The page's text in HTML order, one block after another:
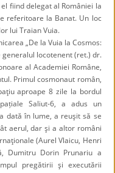
fiind delegat al României la
referitoare la Banat. Un loc
lui Traian Vuia.
„De la Vuia la Cosmos:
locotenent (ret.) dr.
al Academiei Române,
Primul cosmonaut român,
aproape 8 zile la bordul
Saliut-6, a adus un
dată în lume, a reuşit să se
aerul, dar şi a altor români
(Aurel Vlaicu, Henri
Dumitru Dorin Prunariu a
pregătirii şi executării